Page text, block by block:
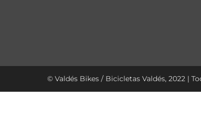
© Valdés Bikes / Bicicletas Valdés, 2022 |